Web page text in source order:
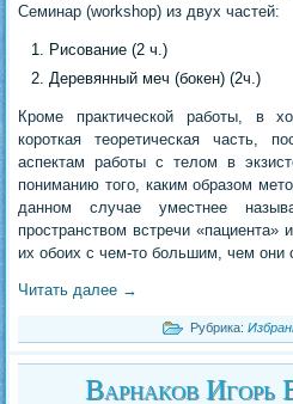
Семинар (workshop) из двух частей:
Рисование (2 ч.)
Деревянный меч (бокен) (2ч.)
Кроме практической работы, в
короткая теоретическая часть,
аспектам работы с телом в
пониманию того, каким образом
данном случае уместнее
пространством встречи «пациента»
их обоих с чем-то большим, чем они
Читать далее →
Рубрика:
Варнаков Игорь